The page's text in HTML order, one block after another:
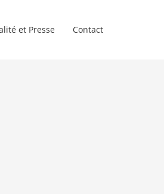
et Presse Contact